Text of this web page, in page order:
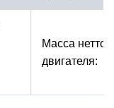
Масса нетто
двигателя: